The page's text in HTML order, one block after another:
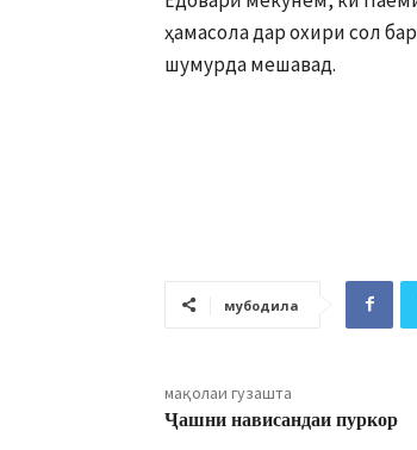
ҳамасола дар охири сол
шумурда мешавад.
мубодила
мақолаи гузашта
Ҷашни нависандаи пуркор